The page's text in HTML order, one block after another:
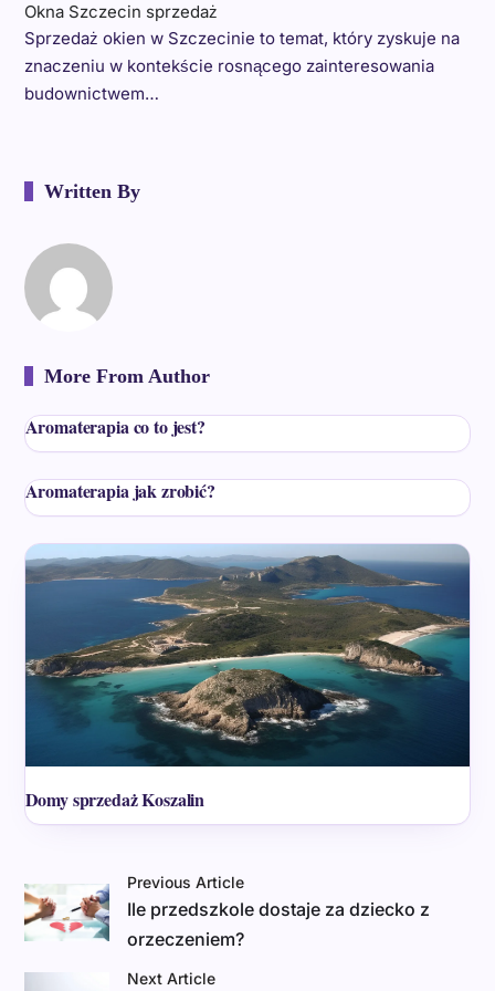
Okna Szczecin sprzedaż
Sprzedaż okien w Szczecinie to temat, który zyskuje na
znaczeniu w kontekście rosnącego zainteresowania
budownictwem…
Written By
More From Author
Aromaterapia co to jest?
Aromaterapia jak zrobić?
Domy sprzedaż Koszalin
Previous Article
Ile przedszkole dostaje za dziecko z
orzeczeniem?
Next Article